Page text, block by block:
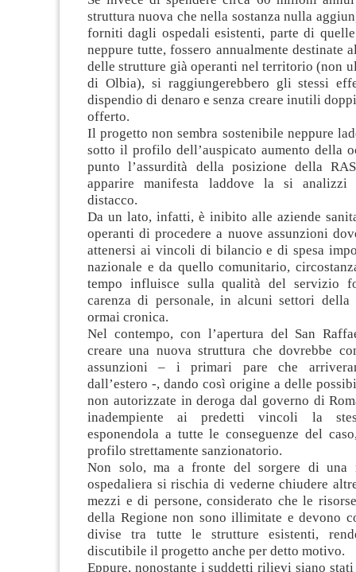
struttura nuova che nella sostanza nulla
forniti dagli ospedali esistenti, parte di quelle
neppure tutte, fossero annualmente destinate
delle strutture già operanti nel territorio (non
di Olbia), si raggiungerebbero gli stessi
dispendio di denaro e senza creare inutili
offerto.
Il progetto non sembra sostenibile neppure
sotto il profilo dell’auspicato aumento della
punto l’assurdità della posizione della
apparire manifesta laddove la si
distacco.
Da un lato, infatti, è inibito alle aziende
operanti di procedere a nuove assunzioni
attenersi ai vincoli di bilancio e di spesa
nazionale e da quello comunitario,
tempo influisce sulla qualità del servizio
carenza di personale, in alcuni settori della
ormai cronica.
Nel contempo, con l’apertura del San
creare una nuova struttura che dovrebbe
assunzioni – i primari pare che
dall’estero -, dando così origine a delle
non autorizzate in deroga dal governo di
inadempiente ai predetti vincoli la
esponendola a tutte le conseguenze del
profilo strettamente sanzionatorio.
Non solo, ma a fronte del sorgere di una
ospedaliera si rischia di vederne chiudere
mezzi e di persone, considerato che le
della Regione non sono illimitate e devono
divise tra tutte le strutture esistenti,
discutibile il progetto anche per detto motivo.
Eppure, nonostante i suddetti rilievi siano